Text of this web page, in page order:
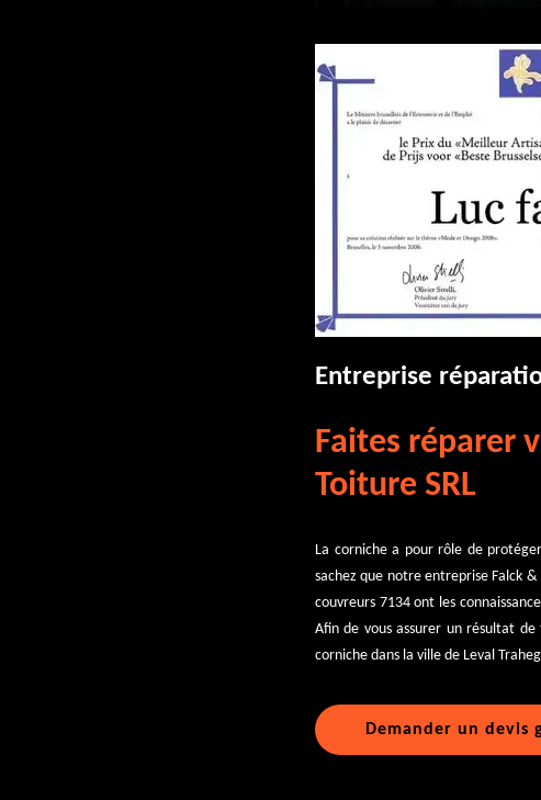
Entreprise
Faites réparer
Toiture SRL
La corniche a pour rôle de
sachez que notre entreprise Falck
couvreurs 7134 ont les
Afin de vous assurer un résultat
corniche dans la ville de Leval
Demander un devis